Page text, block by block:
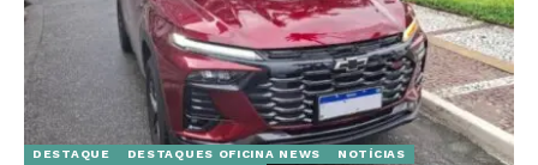
DESTAQUE DESTAQUES OFICINA NEWS
NOTÍCIAS